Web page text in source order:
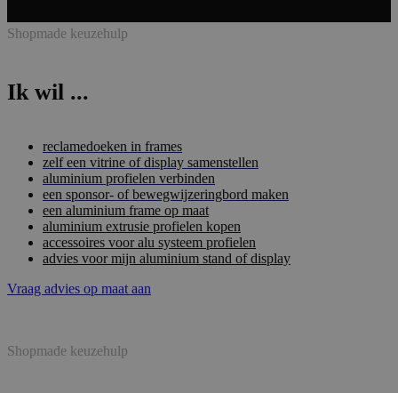
Shopmade keuzehulp
Ik wil ...
reclamedoeken in frames
zelf een vitrine of display samenstellen
aluminium profielen verbinden
een sponsor- of bewegwijzeringbord maken
een aluminium frame op maat
aluminium extrusie profielen kopen
accessoires voor alu systeem profielen
advies voor mijn aluminium stand of display
Vraag advies op maat aan
Shopmade keuzehulp